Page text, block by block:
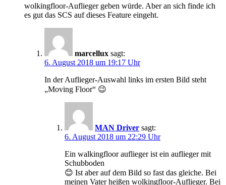
wolkingfloor-Auflieger geben würde. Aber an sich finde ich
es gut das SCS auf dieses Feature eingeht.
marcellux sagt:
6. August 2018 um 19:17 Uhr
In der Auflieger-Auswahl links im ersten Bild steht
„Moving Floor“ 😉
MAN Driver sagt:
6. August 2018 um 22:29 Uhr
Ein walkingfloor auflieger ist ein auflieger mit
Schubboden
😊 Ist aber auf dem Bild so fast das gleiche. Bei
meinen Vater heißen wolkingfloor-Auflieger. Bei